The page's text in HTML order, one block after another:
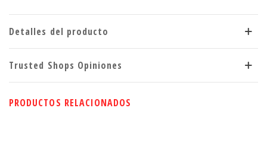
Detalles del producto
Trusted Shops Opiniones
PRODUCTOS RELACIONADOS